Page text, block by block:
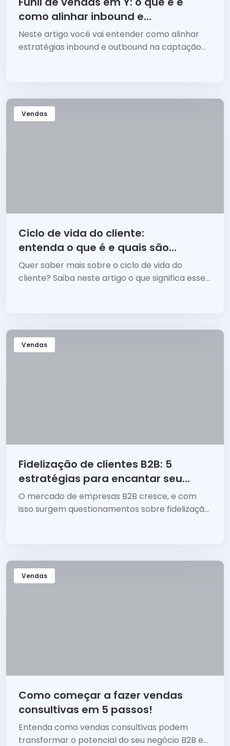
como alinhar inbound e
outbound
Neste artigo você vai entender como alinhar
estratégias inbound e outbound na captação
Vendas
Ciclo de vida do cliente:
entenda o que é e quais são
suas etapas
Quer saber mais sobre o ciclo de vida do
cliente? Saiba neste artigo o que significa esse
Vendas
Fidelização de clientes B2B: 5
estratégias para encantar seu
público
O mercado de empresas B2B cresce, e com
isso surgem questionamentos sobre fidelização
Vendas
Como começar a fazer vendas
consultivas em 5 passos!
Entenda como vendas consultivas podem
transformar o potencial do seu negócio B2B e